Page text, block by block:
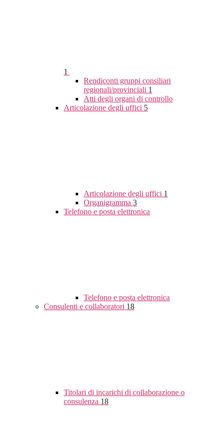
1
Rendiconti gruppi consiliari
regionali/provinciali 1
Atti degli organi di controllo
Articolazione degli uffici 5
Articolazione degli uffici 1
Organigramma 3
Telefono e posta elettronica
Telefono e posta elettronica
Consulenti e collaboratori 18
Titolari di incarichi di collaborazione o
consulenza 18